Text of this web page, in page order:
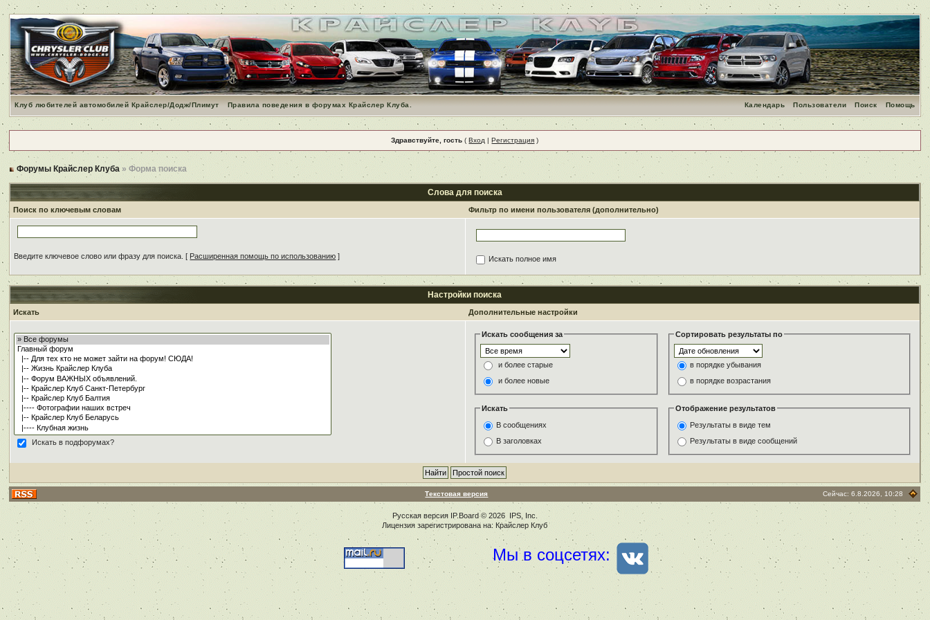
Клуб любителей автомобилей Крайслер/Додж/Плимут Правила поведения в форумах Крайслер Клуба. Помощь
Поиск
Пользователи
Календарь
Здравствуйте, гость (Вход |Регистрация )
Форумы Крайслер Клуба » Форма поиска
Слова для поиска
Поиск по ключевым словам Фильтр по имени пользователя (дополнительно)
Введите ключевое слово или фразу для поиска. [ Расширенная помощь по использованию ] Искать полное имя
Настройки поиска
Искать Дополнительные настройки
Искать в подфорумах?
Искать сообщения за
и более старые
и более новые
Сортировать результаты по
в порядке убывания
в порядке возрастания
Искать
В сообщениях
В заголовках
Отображение результатов
Результаты в виде тем
Результаты в виде сообщений
Текстовая версия Сейчас: 6.8.2026, 10:28
Русская версия IP.Board© 2026 IPS, Inc
Лицензия зарегистрирована на: Крайслер Клуб
Мы в соцсетях: